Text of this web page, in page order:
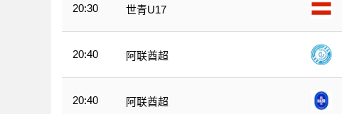
20:30 世青U17
20:40 阿联酋超
20:40 阿联酋超